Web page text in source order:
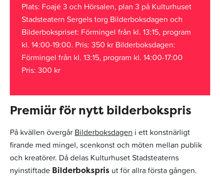
Plats: Foajé 3 och Hörsalen, plan 3 på Kulturhuset
Stadsteatern Sergels torg Bilderboksdagen och
Bilderbokspriset: Förmingel från kl. 13:15, program
kl. 14:00-19:00. Pris: 350 kr Bilderboksdagen:
Förmingel från kl. 13:15, program kl. 14:00-17:00
Pris: 300 kr
Premiär för nytt bilderbokspris
På kvällen övergår Bilderboksdagen i ett konstnärligt
firande med mingel, scenkonst och möten mellan publik
och kreatörer. Då delas Kulturhuset Stadsteaterns
nyinstiftade Bilderbokspris ut för allra första gången.